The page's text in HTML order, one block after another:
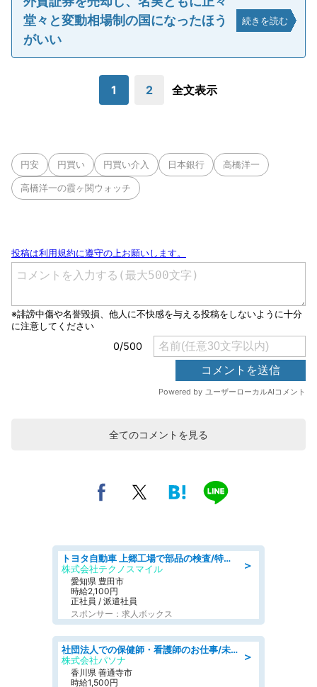
堂々と変動相場制の国になったほう
がいい
続きを読む
1 2 全文表示
円安 円買い 円買い介入 日本銀行 高橋洋一
高橋洋一の霞ヶ関ウォッチ
全てのコメントを見る
＞
トヨタ自動車 上郷工場で部品の検査/特典168万/tutumi
株式会社テクノスマイル
愛知県 豊田市
時給2,100円
正社員 / 派遣社員
スポンサー：求人ボックス
＞
社団法人での保健師・看護師のお仕事/未経験OK/要資格:普通免許、保健師、正看護師
株式会社パソナ
香川県 善通寺市
時給1,500円